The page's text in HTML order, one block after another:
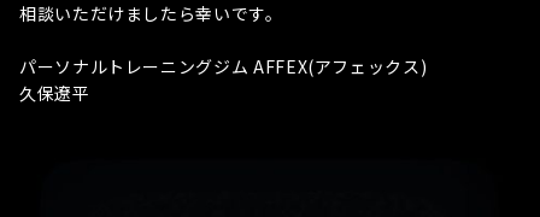
相談いただけましたら幸いです。
パーソナルトレーニングジム AFFEX(アフェックス)
久保遼平